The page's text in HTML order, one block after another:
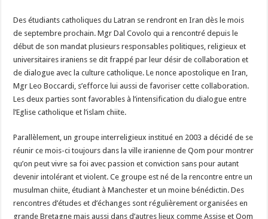
Des étudiants catholiques du Latran se rendront en Iran dès le mois
de septembre prochain. Mgr Dal Covolo qui a rencontré depuis le
début de son mandat plusieurs responsables politiques, religieux et
universitaires iraniens se dit frappé par leur désir de collaboration et
de dialogue avec la culture catholique. Le nonce apostolique en Iran,
Mgr Leo Boccardi, s’efforce lui aussi de favoriser cette collaboration.
Les deux parties sont favorables à l’intensification du dialogue entre
l’Eglise catholique et l’islam chiite.
Parallèlement, un groupe interreligieux institué en 2003 a décidé de se
réunir ce mois-ci toujours dans la ville iranienne de Qom pour montrer
qu’on peut vivre sa foi avec passion et conviction sans pour autant
devenir intolérant et violent. Ce groupe est né de la rencontre entre un
musulman chiite, étudiant à Manchester et un moine bénédictin. Des
rencontres d’études et d’échanges sont régulièrement organisées en
grande Bretagne mais aussi dans d’autres lieux comme Assise et Qom